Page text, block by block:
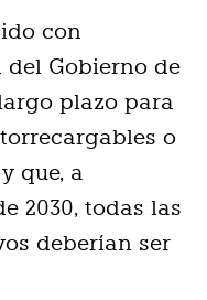
con
del Gobierno de
plazo para
o
que, a
2030, todas las
deberían ser